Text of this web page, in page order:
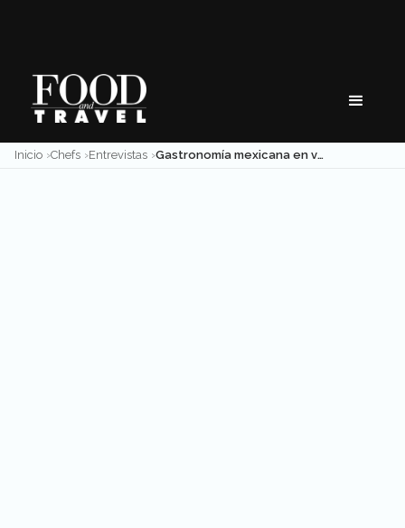
Inicio Chefs Entrevistas Gastronomía mexicana en voz de Mikel Alonso